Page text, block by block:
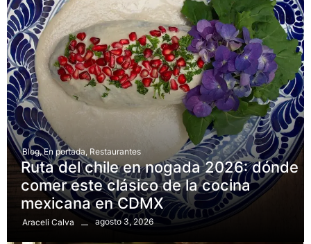
Blog, En portada Restaurantes
Ruta del chile en nogada 2026: dónde
comer este clásico de la cocina
mexicana en CDMX
Araceli Calva agosto 3, 2026